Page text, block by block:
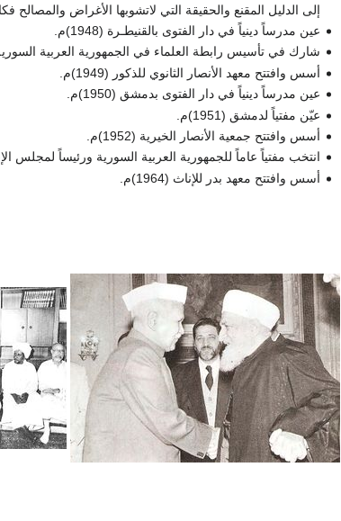
إلى الدليل المقنع والحقيقة التي لاتشوبها الأغراض والمصالح
عين مدرساً دينياً في دار الفتوى بالقنيطـرة (1948)م.
شارك في تأسيس رابطة العلماء في الجمهورية العربية السورية
أسس وافتتح معهد الأنصار الثانوي للذكور (1949)م.
عين مدرساً دينياً في دار الفتوى بدمشق (1950)م.
عيّن مفتياً لدمشق (1951)م.
أسس وافتتح جمعية الأنصار الخيرية (1952)م.
انتخب مفتياً عاماً للجمهورية العربية السورية ورئيساً لمجلس الإفتاء
أسس وافتتح معهد بدر للإناث (1964)م.